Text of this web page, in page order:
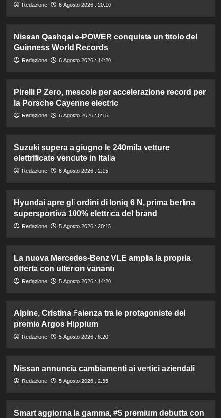
Redazione 6 Agosto 2026 : 20:10
Nissan Qashqai e-POWER conquista un titolo del
Guinness World Records
Redazione 6 Agosto 2026 : 14:20
Pirelli P Zero, mescole per accelerazione record per
la Porsche Cayenne electric
Redazione 6 Agosto 2026 : 8:15
Suzuki supera a giugno le 240mila vetture
elettrificate vendute in Italia
Redazione 6 Agosto 2026 : 2:15
Hyundai apre gli ordini di Ioniq 6 N, prima berlina
supersportiva 100% elettrica del brand
Redazione 5 Agosto 2026 : 20:15
La nuova Mercedes-Benz VLE amplia la propria
offerta con ulteriori varianti
Redazione 5 Agosto 2026 : 14:20
Alpine, Cristina Faienza tra le protagoniste del
premio Argos Hippium
Redazione 5 Agosto 2026 : 8:20
Nissan annuncia cambiamenti ai vertici aziendali
Redazione 5 Agosto 2026 : 2:35
Smart aggiorna la gamma, #5 premium debutta con